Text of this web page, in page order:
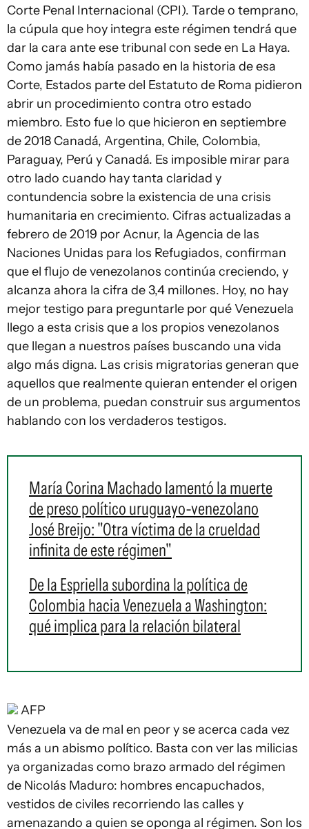
Corte Penal Internacional (CPI). Tarde o temprano,
la cúpula que hoy integra este régimen tendrá que
dar la cara ante ese tribunal con sede en La Haya.
Como jamás había pasado en la historia de esa
Corte, Estados parte del Estatuto de Roma pidieron
abrir un procedimiento contra otro estado
miembro. Esto fue lo que hicieron en septiembre
de 2018 Canadá, Argentina, Chile, Colombia,
Paraguay, Perú y Canadá. Es imposible mirar para
otro lado cuando hay tanta claridad y
contundencia sobre la existencia de una crisis
humanitaria en crecimiento. Cifras actualizadas a
febrero de 2019 por Acnur, la Agencia de las
Naciones Unidas para los Refugiados, confirman
que el flujo de venezolanos continúa creciendo, y
alcanza ahora la cifra de 3,4 millones. Hoy, no hay
mejor testigo para preguntarle por qué Venezuela
llego a esta crisis que a los propios venezolanos
que llegan a nuestros países buscando una vida
algo más digna. Las crisis migratorias generan que
aquellos que realmente quieran entender el origen
de un problema, puedan construir sus argumentos
hablando con los verdaderos testigos.
María Corina Machado lamentó la muerte
de preso político uruguayo-venezolano
José Breijo: "Otra víctima de la crueldad
infinita de este régimen"
De la Espriella subordina la política de
Colombia hacia Venezuela a Washington:
qué implica para la relación bilateral
AFP
Venezuela va de mal en peor y se acerca cada vez
más a un abismo político. Basta con ver las milicias
ya organizadas como brazo armado del régimen
de Nicolás Maduro: hombres encapuchados,
vestidos de civiles recorriendo las calles y
amenazando a quien se oponga al régimen. Son los